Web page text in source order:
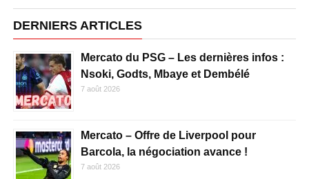
DERNIERS ARTICLES
Mercato du PSG – Les dernières infos :
Nsoki, Godts, Mbaye et Dembélé
7 août 2026
Mercato – Offre de Liverpool pour
Barcola, la négociation avance !
7 août 2026